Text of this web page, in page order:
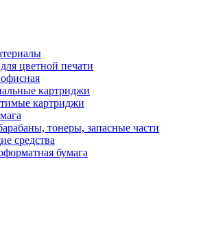
цветной печати
картриджи
картриджи
тонеры, запасные части
средства
бумага